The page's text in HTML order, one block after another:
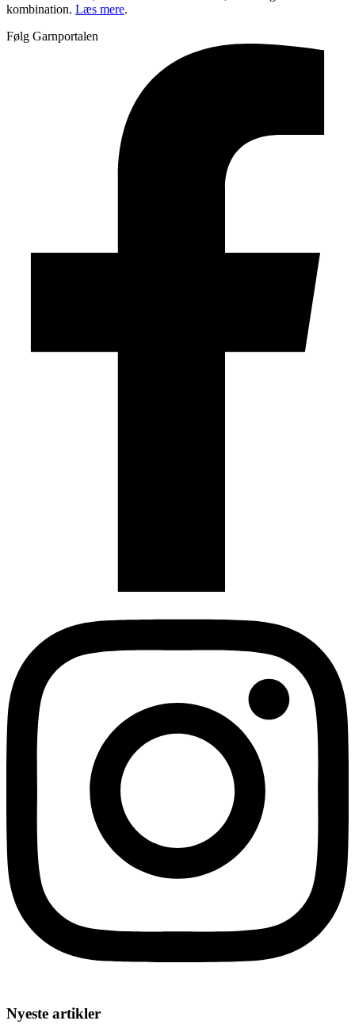
kombination. Læs mere.
Følg Garnportalen
Nyeste artikler